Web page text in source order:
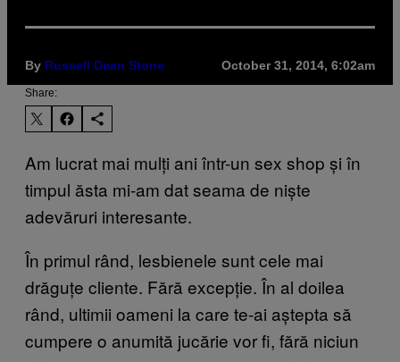
By Russell Dean Stone October 31, 2014, 6:02am
Share:
Am lucrat mai mulți ani într-un sex shop și în
timpul ăsta mi-am dat seama de niște
adevăruri interesante.
În primul rând, lesbienele sunt cele mai
drăguțe cliente. Fără excepție. În al doilea
rând, ultimii oameni la care te-ai aștepta să
cumpere o anumită jucărie vor fi, fără niciun